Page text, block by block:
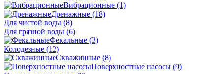
Вибрационные (1)
Дренажные (18)
Для чистой воды (8)
Для грязной воды (6)
Фекальные (3)
Колодезные (12)
Скважинные (8)
Поверхностные насосы (9)